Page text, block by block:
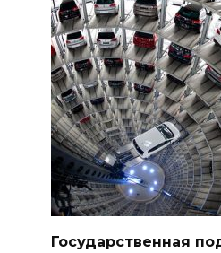
Государственная